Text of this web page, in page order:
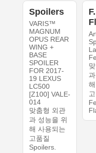
Spoilers
VARIS™
MAGNUM
OPUS REAR
WING +
BASE
SPOILER
FOR 2017-
19 LEXUS
LC500
[Z100] VALE-
014
맞춤형 외관
과 성능을 위
해 사용되는
고품질
Spoilers.